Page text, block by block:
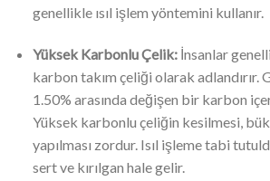
genellikle ısıl işlem yöntemini kullanır.
Yüksek Karbonlu Çelik: İnsanlar
karbon takım çeliği olarak adlandırır.
1.50% arasında değişen bir karbon
Yüksek karbonlu çeliğin kesilmesi,
yapılması zordur. Isıl işleme tabi
sert ve kırılgan hale gelir.